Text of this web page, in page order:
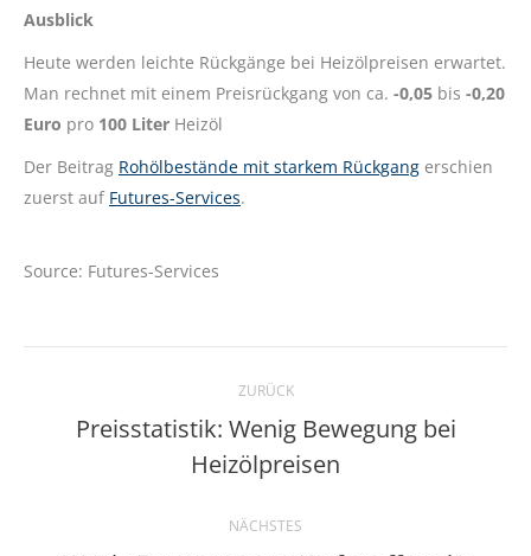
Ausblick
Heute werden leichte Rückgänge bei Heizölpreisen erwartet.
Man rechnet mit einem Preisrückgang von ca. -0,05 bis -0,20
Euro pro 100 Liter Heizöl
Der Beitrag Rohölbestände mit starkem Rückgang erschien
zuerst auf Futures-Services.
Source: Futures-Services
Kommentarnavigation
ZURÜCK
Vorheriger
Beitrag:
Preisstatistik: Wenig Bewegung bei
Heizölpreisen
NÄCHSTES